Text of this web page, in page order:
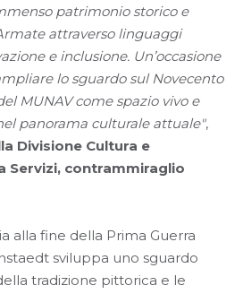
patrimonio storico e
attraverso linguaggi
e inclusione. Un’occasione
lo sguardo sul Novecento
MUNAV come spazio vivo e
panorama culturale attuale",
Divisione Cultura e
Servizi, contrammiraglio
alla fine della Prima Guerra
sviluppa uno sguardo
tradizione pittorica e le